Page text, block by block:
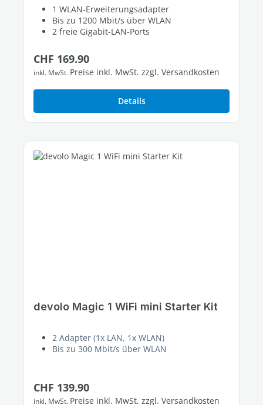
1 WLAN-Erweiterungsadapter
Bis zu 1200 Mbit/s über WLAN
2 freie Gigabit-LAN-Ports
Regulärer Preis:
CHF 169.90
inkl. MwSt. Preise inkl. MwSt. zzgl. Versandkosten
Details
devolo Magic 1 WiFi mini Starter Kit
2 Adapter (1x LAN, 1x WLAN)
Bis zu 300 Mbit/s über WLAN
Regulärer Preis:
CHF 139.90
inkl. MwSt. Preise inkl. MwSt. zzgl. Versandkosten